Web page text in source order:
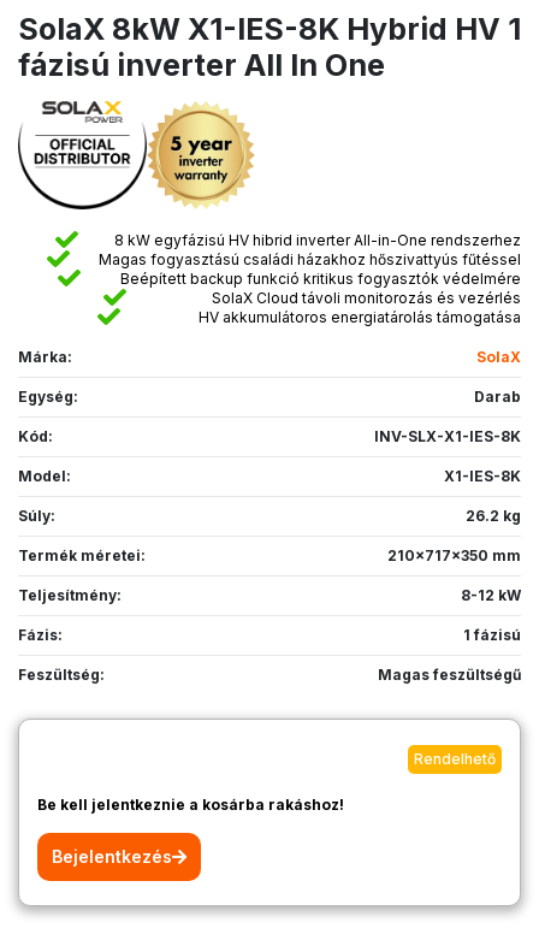
SolaX 8kW X1-IES-8K Hybrid HV 1
fázisú inverter All In One
8 kW egyfázisú HV hibrid inverter All-in-One rendszerhez
Magas fogyasztású családi házakhoz hőszivattyús fűtéssel
Beépített backup funkció kritikus fogyasztók védelmére
SolaX Cloud távoli monitorozás és vezérlés
HV akkumulátoros energiatárolás támogatása
Márka: SolaX
Egység: Darab
Kód: INV-SLX-X1-IES-8K
Model: X1-IES-8K
Súly: 26.2 kg
Termék méretei: 210x717x350 mm
Teljesítmény: 8-12 kW
Fázis: 1 fázisú
Feszültség: Magas feszültségű
Rendelhető
Be kell jelentkeznie a kosárba rakáshoz!
Bejelentkezés